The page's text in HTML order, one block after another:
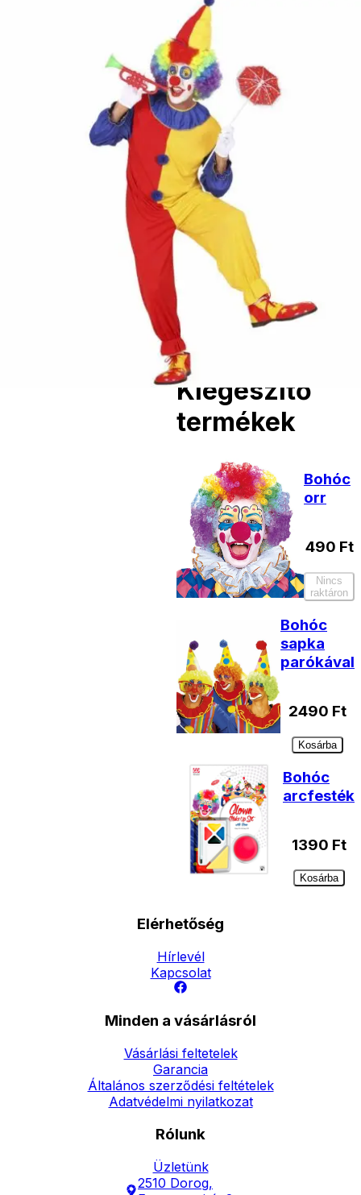
korona, esernyő,
vasvilla, stb.
Amennyiben a
Ár
Nincs raktáron
Szállítás:
- Csomagautomata: 1190
forinttól
- Házhozszállítás: 2190
forinttól
- Személyes átvétel:
ingyenesen
Kiegészítő
termékek
Bohóc
orr
490 Ft
Nincs
raktáron
Bohóc
sapka
parókával
2490 Ft
Kosárba
Bohóc
arcfesték
1390 Ft
Kosárba
Elérhetőség
Hírlevél
Kapcsolat
Minden a vásárlásról
Vásárlási feltetelek
Garancia
Általános szerződési feltételek
Adatvédelmi nyilatkozat
Rólunk
Üzletünk
2510 Dorog,